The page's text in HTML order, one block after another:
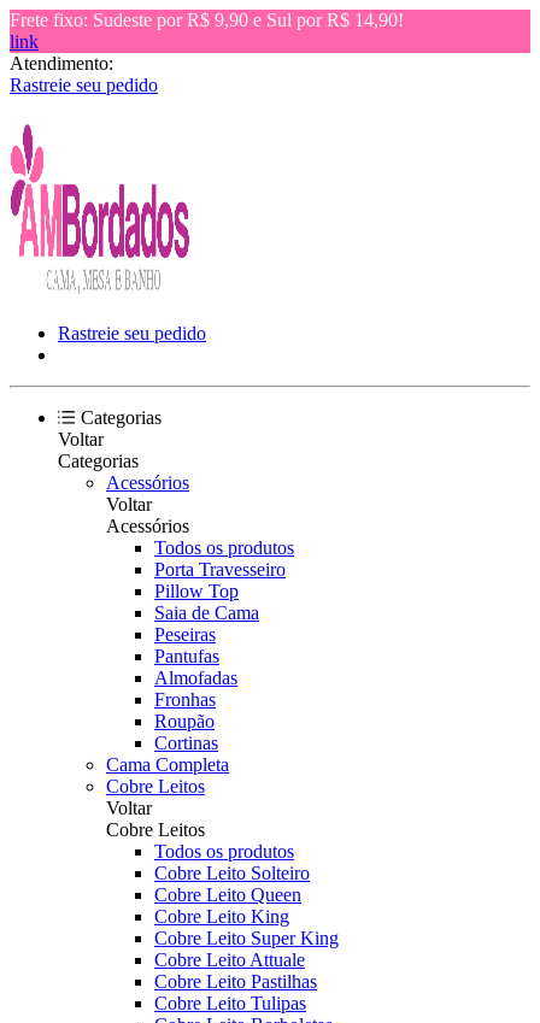
Frete fixo: Sudeste por R$ 9,90 e Sul por R$ 14,90!
link
Atendimento:
Rastreie seu pedido
Rastreie seu pedido
Categorias
Voltar
Categorias
Acessórios
Voltar
Acessórios
Todos os produtos
Porta Travesseiro
Pillow Top
Saia de Cama
Peseiras
Pantufas
Almofadas
Fronhas
Roupão
Cortinas
Cama Completa
Cobre Leitos
Voltar
Cobre Leitos
Todos os produtos
Cobre Leito Solteiro
Cobre Leito Queen
Cobre Leito King
Cobre Leito Super King
Cobre Leito Attuale
Cobre Leito Pastilhas
Cobre Leito Tulipas